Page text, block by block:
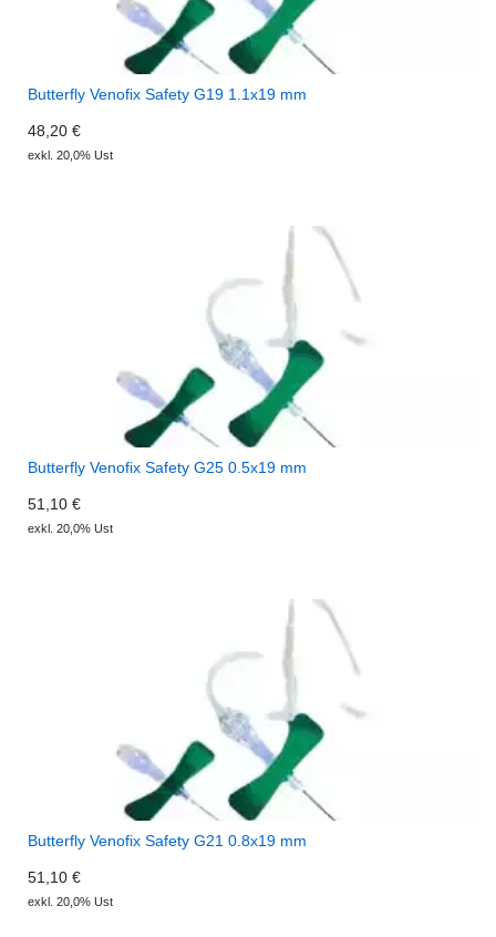
Butterfly Venofix Safety G19 1.1x19 mm
48,20 €
exkl. 20,0% Ust
Butterfly Venofix Safety G25 0.5x19 mm
51,10 €
exkl. 20,0% Ust
Butterfly Venofix Safety G21 0.8x19 mm
51,10 €
exkl. 20,0% Ust